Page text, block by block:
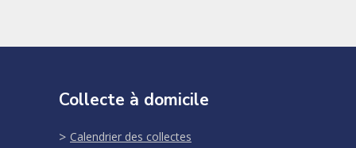
Collecte à domicile
Calendrier des collectes